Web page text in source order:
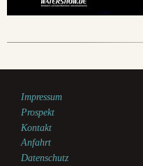
Impressum
Prospekt
Kontakt
Anfahrt
Datenschutz